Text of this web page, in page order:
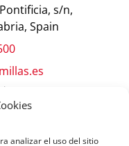
analizar el uso del sitio
s/n,
Spain